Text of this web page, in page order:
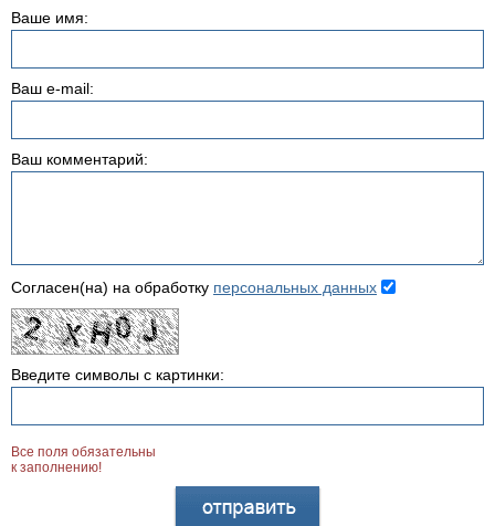
Ваше имя:
Ваш e-mail:
Ваш комментарий:
Согласен(на) на обработку персональных данных
Введите символы с картинки:
Все поля обязательны
к заполнению!